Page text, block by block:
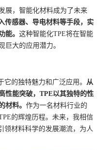
展，智能化材料成为了未来
传感器、导电材料等手段，实
能。这种智能化TPE将在智能
巨大的应用潜力。
它的独特魅力和广泛应用。 从
性能突破，TPE以其独特的性
材料。作为一名材料行业的
的辉煌历程。未来，我相信
领材料科学的发展潮流，为人